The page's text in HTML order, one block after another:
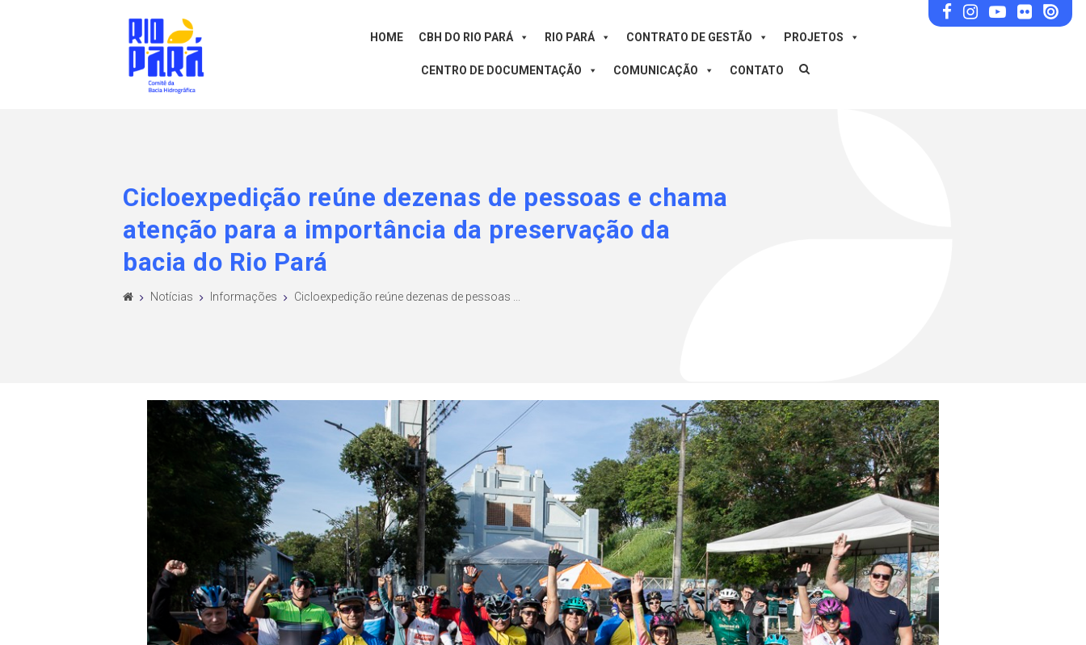
HOME CBH DO RIO PARÁ RIO PARÁ CONTRATO DE GESTÃO PROJETOS
CENTRO DE DOCUMENTAÇÃO COMUNICAÇÃO CONTATO
Cicloexpedição reúne dezenas de pessoas e chama
atenção para a importância da preservação da
bacia do Rio Pará
Notícias Informações Cicloexpedição reúne dezenas de pessoas ...